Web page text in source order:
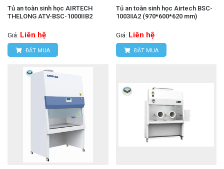
Tủ an toàn sinh học AIRTECH
THELONG ATV-BSC-1000IIB2
Giá: Liên hệ
ĐẶT MUA
Tủ an toàn sinh học Airtech BSC-
1003ⅡA2 (970*600*620 mm)
Giá: Liên hệ
ĐẶT MUA